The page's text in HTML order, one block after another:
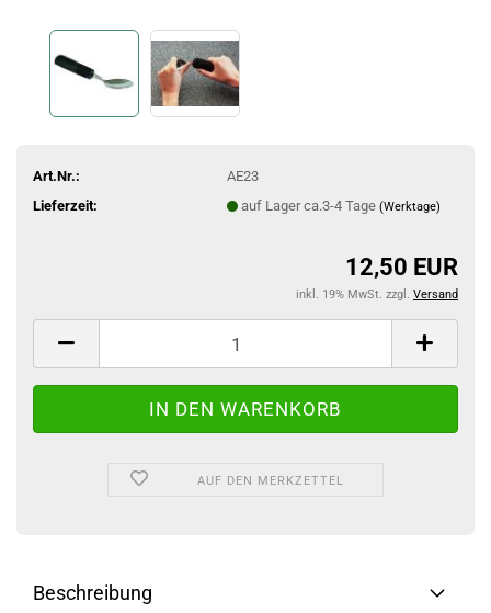
Art.Nr.:
AE23
Lieferzeit:
auf Lager ca.3-4 Tage (Werktage)
12,50 EUR
inkl. 19% MwSt. zzgl. Versand
AUF DEN MERKZETTEL
Beschreibung